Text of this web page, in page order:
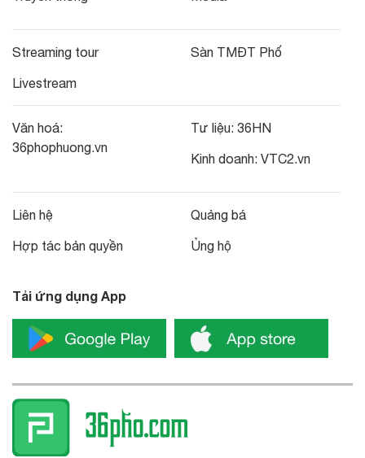
Streaming tour
Livestream
Sàn TMĐT Phố
Văn hoá:
36phophuong.vn
Tư liệu: 36HN
Kinh doanh: VTC2.vn
Liên hệ
Hợp tác bản quyền
Quảng bá
Ủng hộ
Tải ứng dụng App